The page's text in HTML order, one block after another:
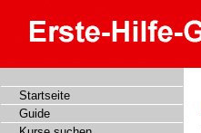
Startseite
Guide